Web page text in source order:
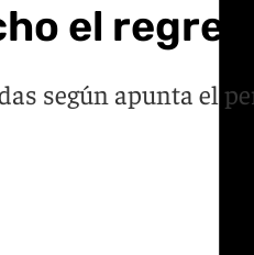
el
según apunta el